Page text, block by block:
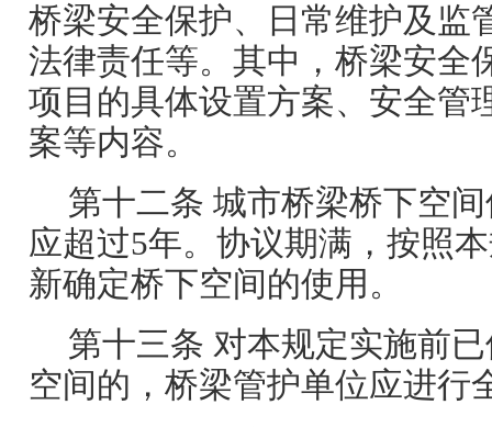
桥梁安全保护、日常维护及监
法律责任等。其中，桥梁安全
项目的具体设置方案、安全管
案等内容。
第十二条 城市桥梁桥下空
应超过5年。协议期满，按照
新确定桥下空间的使用。
第十三条 对本规定实施前
空间的，桥梁管护单位应进行